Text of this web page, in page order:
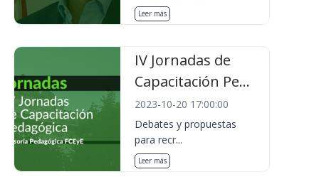
Leer más
IV Jornadas de
Capacitación Pe...
2023-10-20 17:00:00
Debates y propuestas
para recr...
Leer más